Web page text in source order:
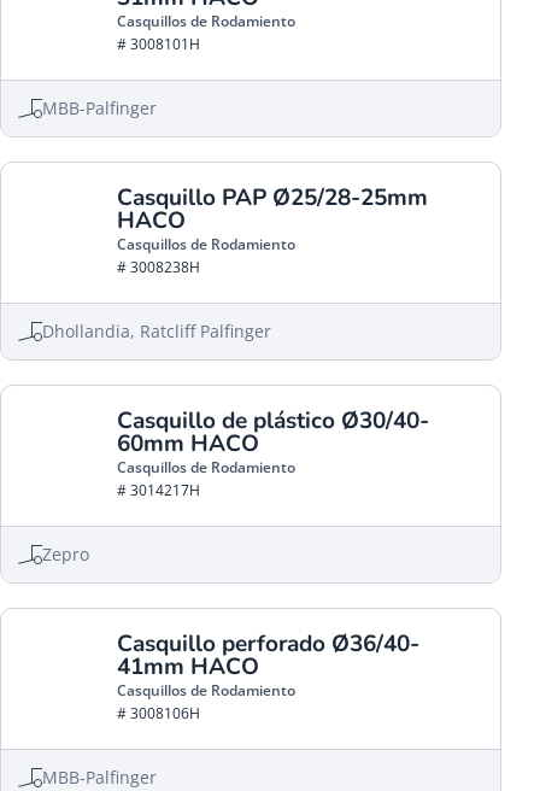
Casquillos de Rodamiento
# 3008101H
MBB-Palfinger
Casquillo PAP Ø25/28-25mm
HACO
Casquillos de Rodamiento
# 3008238H
Dhollandia, Ratcliff Palfinger
Casquillo de plástico Ø30/40-
60mm HACO
Casquillos de Rodamiento
# 3014217H
Zepro
Casquillo perforado Ø36/40-
41mm HACO
Casquillos de Rodamiento
# 3008106H
MBB-Palfinger